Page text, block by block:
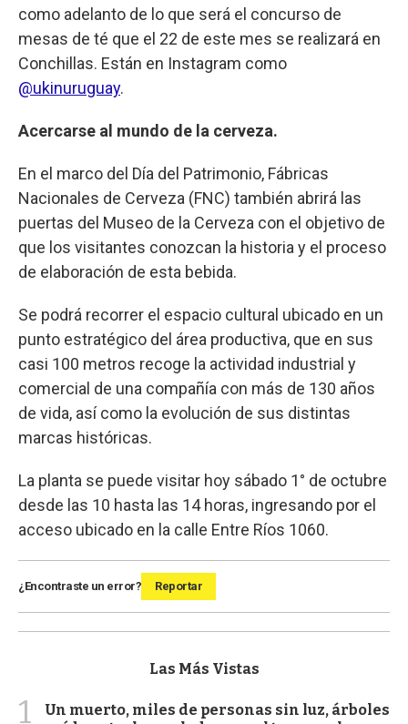
como adelanto de lo que será el concurso de
mesas de té que el 22 de este mes se realizará en
Conchillas. Están en Instagram como
@ukinuruguay.
Acercarse al mundo de la cerveza.
En el marco del Día del Patrimonio, Fábricas
Nacionales de Cerveza (FNC) también abrirá las
puertas del Museo de la Cerveza con el objetivo de
que los visitantes conozcan la historia y el proceso
de elaboración de esta bebida.
Se podrá recorrer el espacio cultural ubicado en un
punto estratégico del área productiva, que en sus
casi 100 metros recoge la actividad industrial y
comercial de una compañía con más de 130 años
de vida, así como la evolución de sus distintas
marcas históricas.
La planta se puede visitar hoy sábado 1° de octubre
desde las 10 hasta las 14 horas, ingresando por el
acceso ubicado en la calle Entre Ríos 1060.
¿Encontraste un error? Reportar
Las Más Vistas
1
Un muerto, miles de personas sin luz, árboles